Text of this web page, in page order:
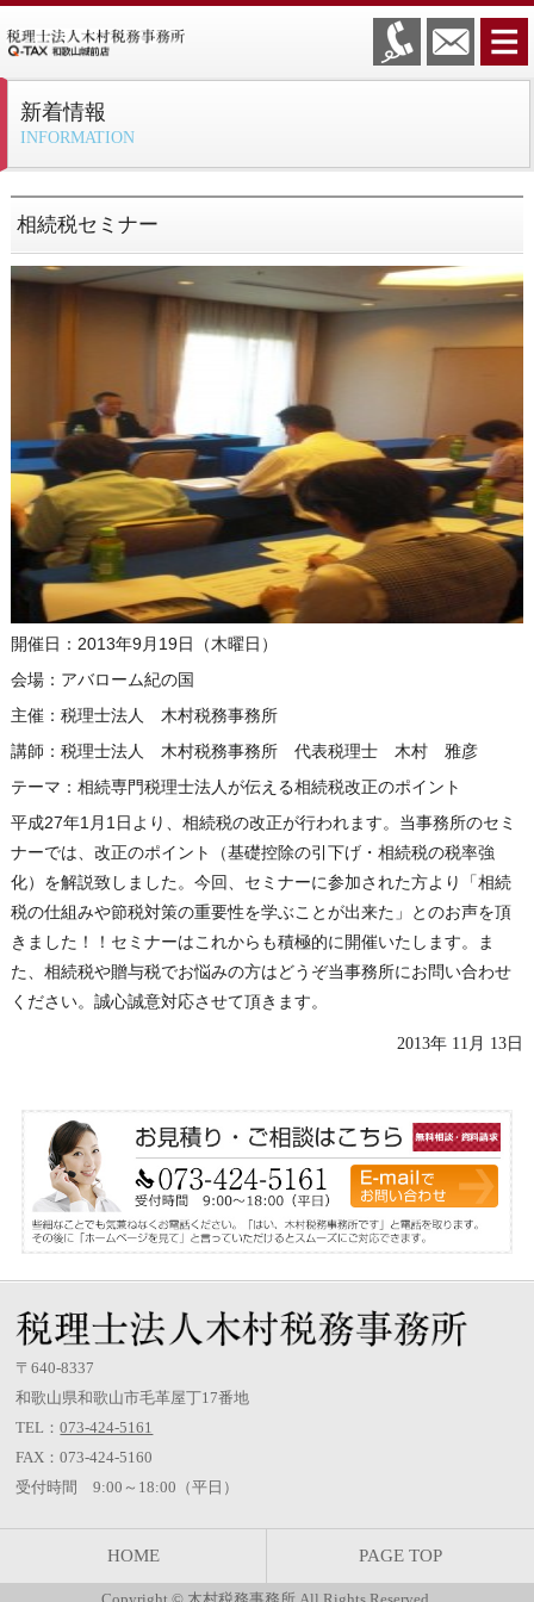
新着情報
INFORMATION
相続税セミナー
開催日：2013年9月19日（木曜日）
会場：アバローム紀の国
主催：税理士法人 木村税務事務所
講師：税理士法人 木村税務事務所 代表税理士 木村 雅彦
テーマ：相続専門税理士法人が伝える相続税改正のポイント
平成27年1月1日より、相続税の改正が行われます。当事務所のセミ
ナーでは、改正のポイント（基礎控除の引下げ・相続税の税率強
化）を解説致しました。今回、セミナーに参加された方より「相続
税の仕組みや節税対策の重要性を学ぶことが出来た」とのお声を頂
きました！！セミナーはこれからも積極的に開催いたします。ま
た、相続税や贈与税でお悩みの方はどうぞ当事務所にお問い合わせ
ください。誠心誠意対応させて頂きます。
2013年 11月 13日
〒640-8337
和歌山県和歌山市毛革屋丁17番地
TEL：073-424-5161
FAX：073-424-5160
受付時間 9:00～18:00（平日）
HOME PAGE TOP